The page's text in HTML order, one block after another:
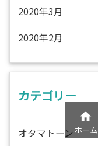
2020年3月
2020年2月
カテゴリー
オタマトーン

ホーム